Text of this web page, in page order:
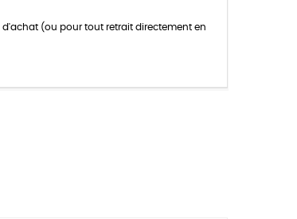
d'achat (ou pour tout retrait directement en